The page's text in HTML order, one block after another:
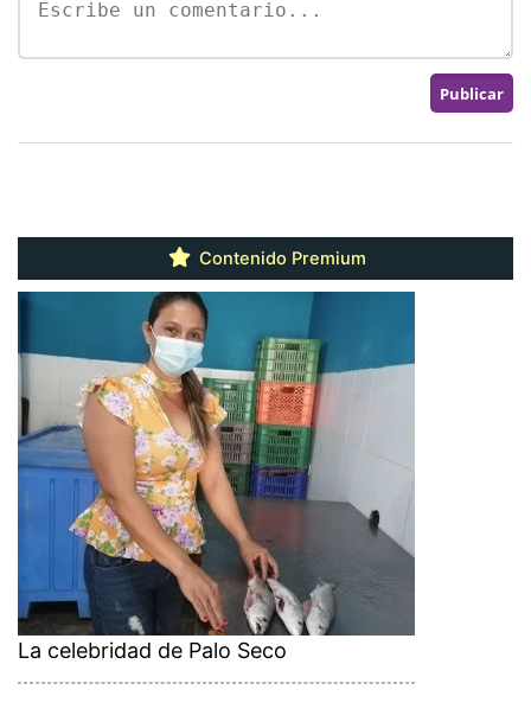
Contenido Premium
La celebridad de Palo Seco